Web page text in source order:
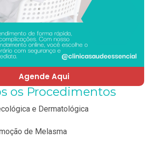
Agende Aqui
os Procedimentos
e Dermatológica
de Melasma